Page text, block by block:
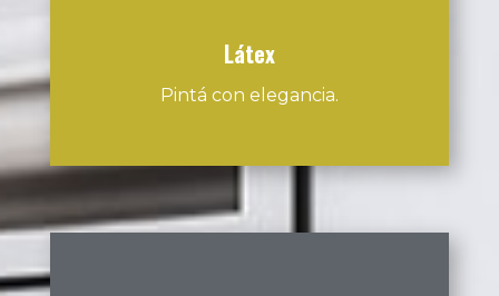
Látex
Pintá con elegancia.